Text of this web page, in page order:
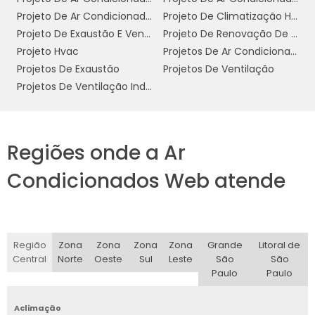
Estudos mostram que a produtividade pode
aumentar significativamente em ambientes
climatizados adequadamente.
3. Qualidade do Ar:Sistemas de ar
condicionado industrial modernos incluem
qualidade do ar respirado pelos
trabalhadores. Isso é especialmente
importante em indústrias onde a exposição a
projeto eficiente pode resultar em economia
significativa de energia. Sistemas de
climatização com tecnologia avançada,
Projeto De Ar Condicionado Valor
Projeto De Climatização Hvac
Projeto De Exaustão E Ventilação
Projeto De Renovação De Ar
Projeto Hvac
Projetos De Ar Condicionado
Projetos De Exaustão
Projetos De Ventilação
Projetos De Ventilação Industrial
Regiões onde a Ar
Condicionados Web atende
Região
Central
Zona
Norte
Zona
Oeste
Zona
Sul
Zona
Leste
Grande
São
Paulo
Litoral de
São
Paulo
Aclimação